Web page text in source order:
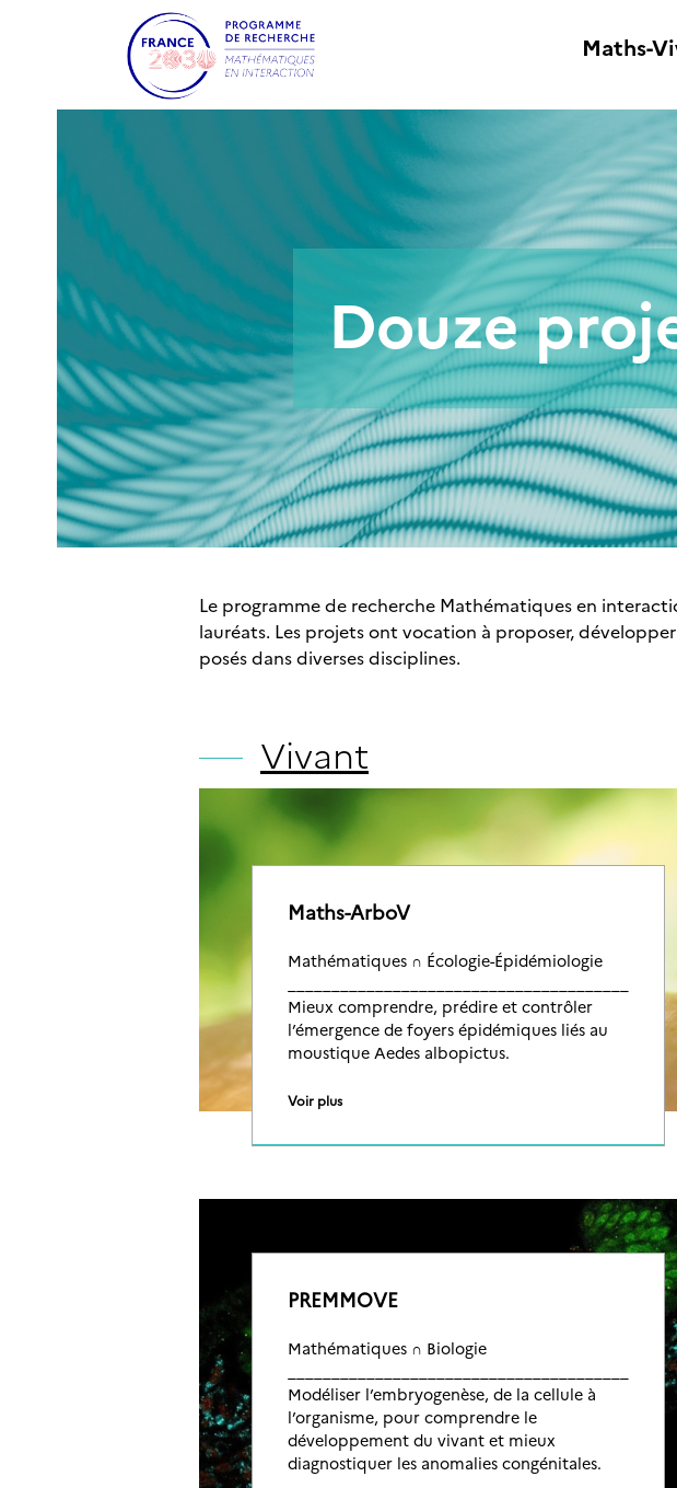
Maths-
Douze
Le programme de recherche Mathématiques en
lauréats. Les projets ont vocation à proposer,
posés dans diverses disciplines.
Vivant
Maths-ArboV
Mathématiques ∩ Écologie-Épidémiologie
Mieux comprendre, prédire et contrôler
l’émergence de foyers épidémiques liés au
moustique Aedes albopictus.
Voir plus
PREMMOVE
Mathématiques ∩ Biologie
Modéliser l’embryogenèse, de la cellule à
l’organisme, pour comprendre le
développement du vivant et mieux
diagnostiquer les anomalies congénitales.